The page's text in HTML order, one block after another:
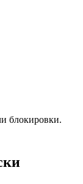
блокировки.